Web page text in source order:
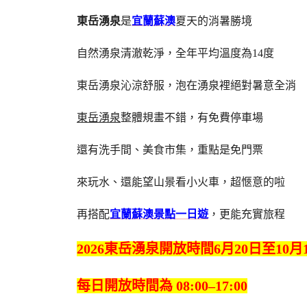
東岳湧泉是宜蘭蘇澳夏天的消暑勝境
自然湧泉清澈乾淨，全年平均溫度為14度
東岳湧泉沁涼舒服，泡在湧泉裡絕對暑意全消
東岳湧泉整體規畫不錯，有免費停車場
還有洗手間、美食市集，重點是免門票
來玩水、還能望山景看小火車，超愜意的啦
再搭配宜蘭蘇澳景點一日遊，更能充實旅程
2026東岳湧泉開放時間6月20日至10月
每日開放時間為 08:00–17:00